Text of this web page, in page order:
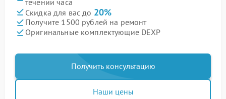
Скидка для вас до 20%
Получите 1500 рублей на ремонт
Оригинальные комплектующие DEXP
Получить консультацию
Наши цены